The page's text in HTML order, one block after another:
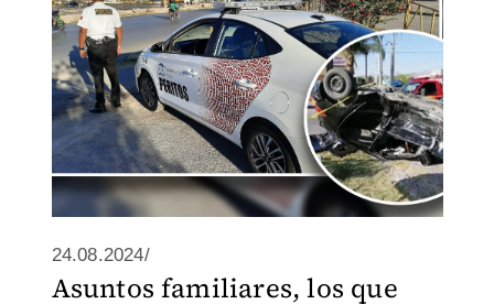
24.08.2024/
Asuntos familiares, los que